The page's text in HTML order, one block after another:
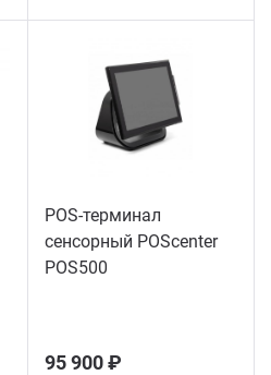
POS-терминал
сенсорный POScenter
POS500
95 900 ₽